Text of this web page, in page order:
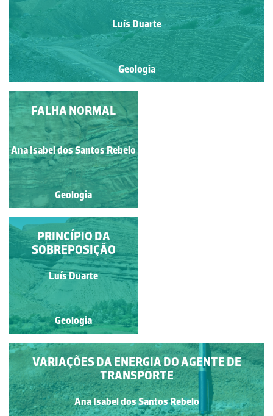
Luís Duarte
Geologia
MANCHAS DE
REDUÇÃO-OXIDAÇÃO
EM CALCÁRIOS
MARGOSOS DO
JURÁSSICO INFERIOR
Francisco António Fidalgo
Félix Dias
Geologia
FALHA NORMAL
Ana Isabel dos Santos Rebelo
Geologia
CASCATA DE
HENGIFOSS
Fernando Lopes
Geologia
VARIAÇÕES DA ENERGIA DO AGENTE DE
TRANSPORTE
Ana Isabel dos Santos Rebelo
PRINCÍPIO DA
SOBREPOSIÇÃO
Luís Duarte
Geologia